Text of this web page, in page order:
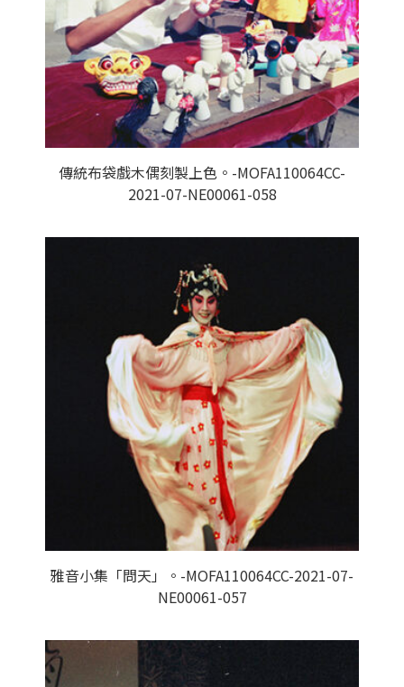
傳統布袋戲木偶刻製上色。-MOFA110064CC-
2021-07-NE00061-058
雅音小集「問天」。-MOFA110064CC-2021-07-
NE00061-057